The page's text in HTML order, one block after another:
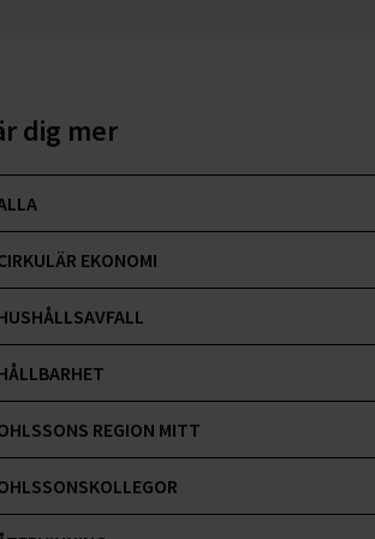
dig mer
EKONOMI
REGION MITT